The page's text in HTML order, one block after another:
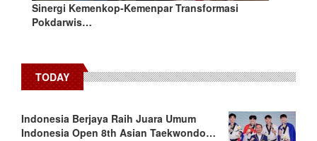
Sinergi Kemenkop-Kemenpar Transformasi
Pokdarwis…
TODAY
Indonesia Berjaya Raih Juara Umum
Indonesia Open 8th Asian Taekwondo…